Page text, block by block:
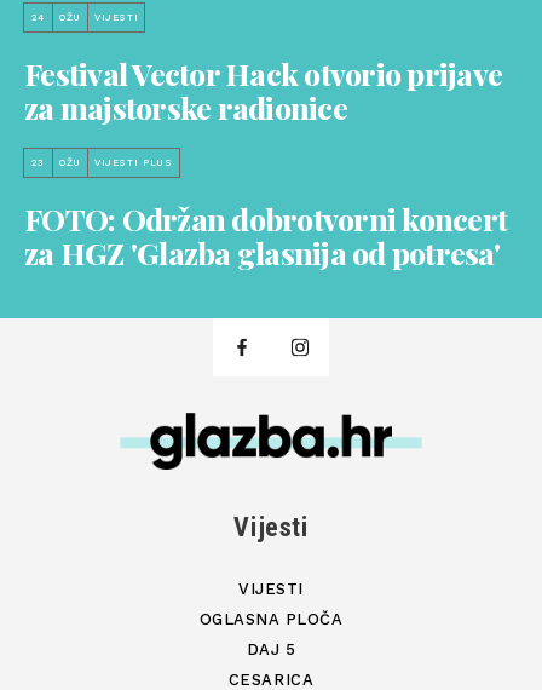
24 OŽU VIJESTI
Festival Vector Hack otvorio prijave
za majstorske radionice
23 OŽU VIJESTI PLUS
FOTO: Održan dobrotvorni koncert
za HGZ 'Glazba glasnija od potresa'
Vijesti
VIJESTI
OGLASNA PLOČA
DAJ 5
CESARICA